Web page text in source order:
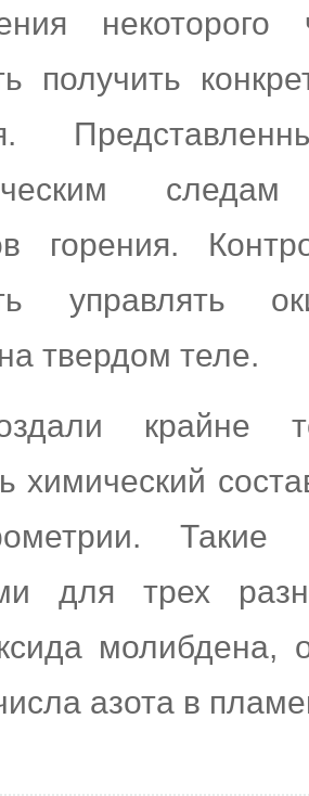
получить
горения.
управлять
твердом теле.
крайне
химический
Такие
для трех
азота в